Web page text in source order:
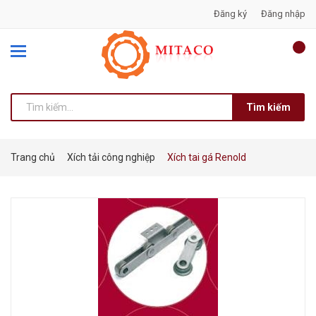
Đăng ký Đăng nhập
Tìm kiếm
Trang chủ Xích tải công nghiệp Xích tai gá Renold